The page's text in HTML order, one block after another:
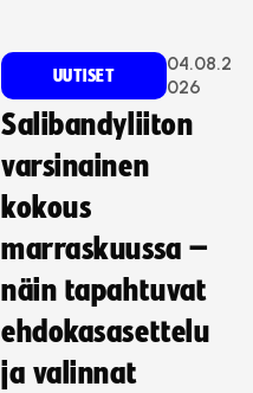
UUTISET
04.08.2
026
Salibandyliiton
varsinainen
kokous
marraskuussa –
näin tapahtuvat
ehdokasasettelu
ja valinnat